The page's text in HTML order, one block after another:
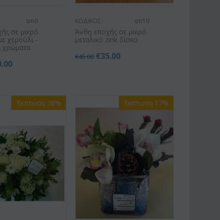
sm9
σε μικρό
χερούλι -
χρώματα
ΚΩΔΙΚΟΣ: sm10
Άνθη εποχής σε μικρό
μεταλικό zink δίσκο
€45.00 €35.00
Έκπτωση 38% Έκπτωση 17%